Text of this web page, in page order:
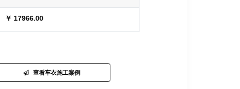
￥ 17966.00
查看车衣施工案例